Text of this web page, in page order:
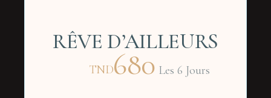
RÊVE D’AILLEURS
TND680 Les 6 Jours